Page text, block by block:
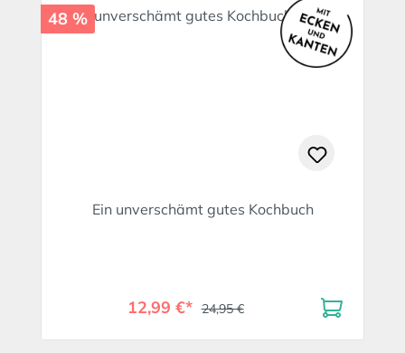
48 %
Ein unverschämt gutes Kochbuch
12,99 €* 24,95 €